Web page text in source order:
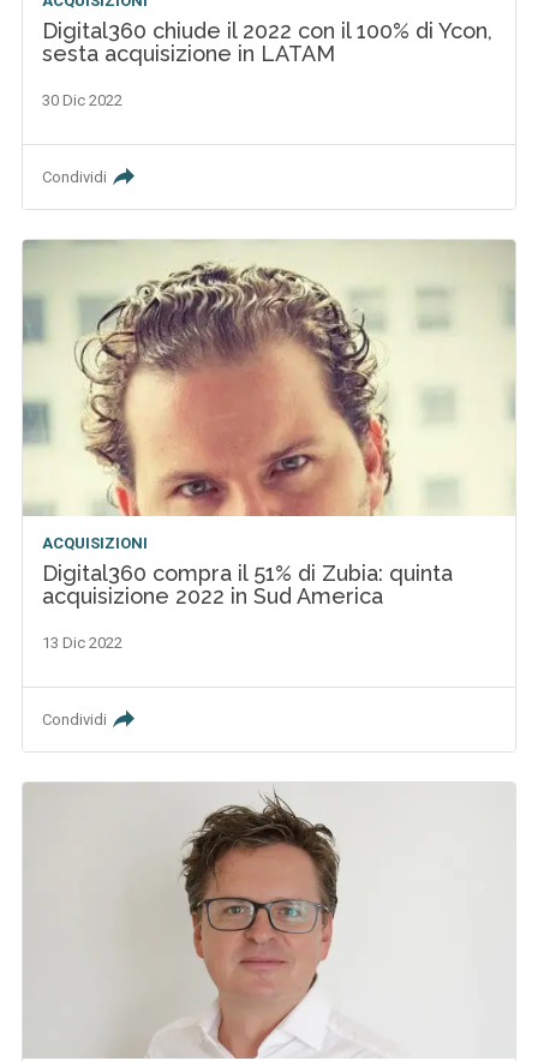
Digital360 chiude il 2022 con il 100% di Ycon,
sesta acquisizione in LATAM
30 Dic 2022
Condividi
ACQUISIZIONI
Digital360 compra il 51% di Zubia: quinta
acquisizione 2022 in Sud America
13 Dic 2022
Condividi